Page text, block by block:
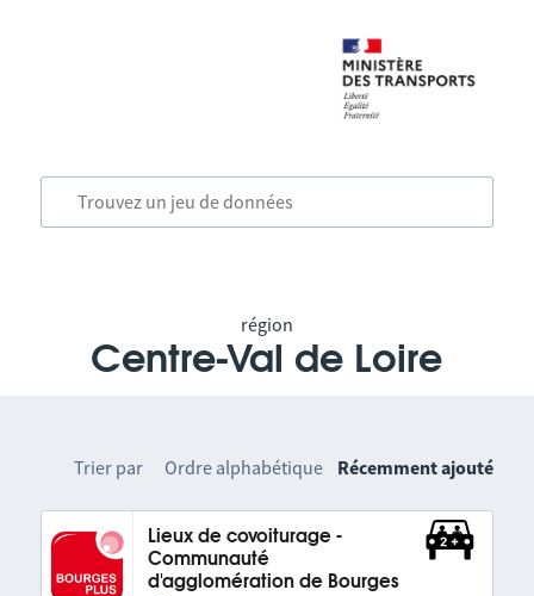
région
Centre-Val de Loire
Trier par Ordre alphabétique Récemment ajouté
Lieux de covoiturage -
Communauté
d'agglomération de Bourges